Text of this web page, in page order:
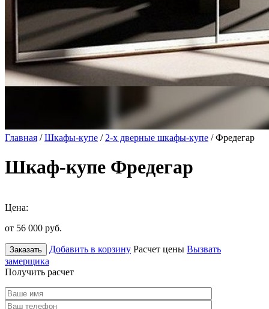
Главная /Шкафы-купе / 2-х дверные шкафы-купе / Фредегар
Шкаф-купе Фредегар
Цена:
от 56 000 руб.
Заказать Добавить в корзину Расчет цены Вызвать
замерщика
Получить расчет